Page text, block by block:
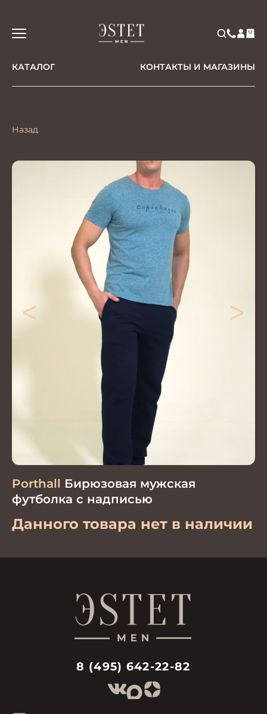
КАТАЛОГ КОНТАКТЫ И МАГАЗИНЫ
Назад
< >
Porthall Бирюзовая мужская
футболка с надписью
Данного товара нет в наличии
8 (495) 642-22-82